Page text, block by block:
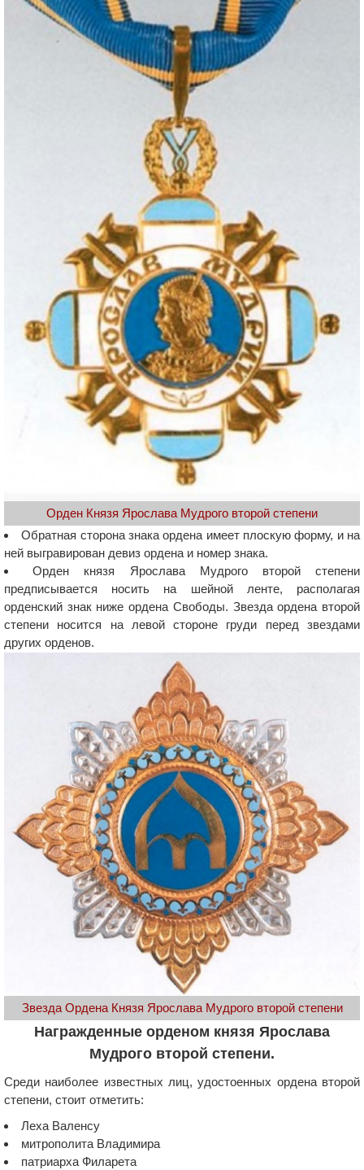
Орден Князя Ярослава Мудрого второй степени
Обратная сторона знака ордена имеет плоскую форму, и на
ней выгравирован девиз ордена и номер знака.
Орден князя Ярослава Мудрого второй степени
предписывается носить на шейной ленте, располагая
орденский знак ниже ордена Свободы. Звезда ордена второй
степени носится на левой стороне груди перед звездами
других орденов.
Звезда Ордена Князя Ярослава Мудрого второй степени
Награжденные орденом князя Ярослава
Мудрого второй степени.
Среди наиболее известных лиц, удостоенных ордена второй
степени, стоит отметить:
Леха Валенсу
митрополита Владимира
патриарха Филарета